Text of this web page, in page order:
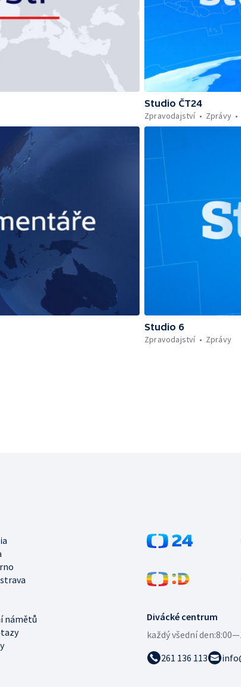
Studio ČT24
Zpravodajství
Zprávy
Studio 6
Zpravodajství
Zprávy
Divácké centrum
každý všední den:
261 136 113
námětů